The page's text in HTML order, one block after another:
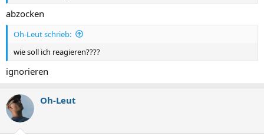
abzocken
Oh-Leut schrieb:
wie soll ich reagieren????
ignorieren
Oh-Leut